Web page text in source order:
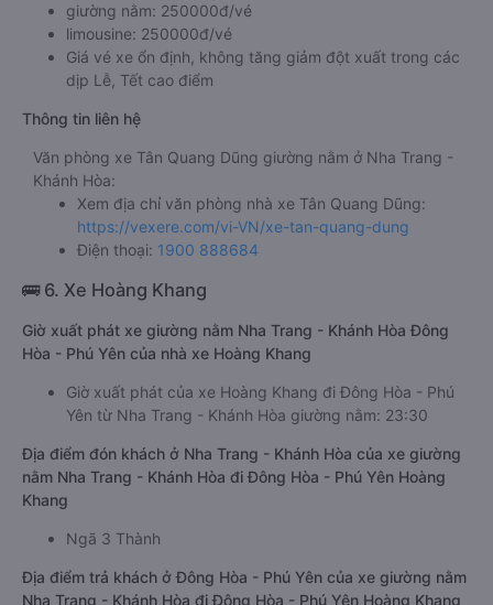
giường nằm: 250000đ/vé
limousine: 250000đ/vé
Giá vé xe ổn định, không tăng giảm đột xuất trong các
dịp Lễ, Tết cao điểm
Thông tin liên hệ
Văn phòng xe Tân Quang Dũng giường nằm ở Nha Trang -
Khánh Hòa:
Xem địa chỉ văn phòng nhà xe Tân Quang Dũng:
https://vexere.com/vi-VN/xe-tan-quang-dung
Điện thoại: 1900 888684
🚌 6. Xe Hoàng Khang
Giờ xuất phát xe giường nằm Nha Trang - Khánh Hòa Đông
Hòa - Phú Yên của nhà xe Hoàng Khang
Giờ xuất phát của xe Hoàng Khang đi Đông Hòa - Phú
Yên từ Nha Trang - Khánh Hòa giường nằm: 23:30
Địa điểm đón khách ở Nha Trang - Khánh Hòa của xe giường
nằm Nha Trang - Khánh Hòa đi Đông Hòa - Phú Yên Hoàng
Khang
Ngã 3 Thành
Địa điểm trả khách ở Đông Hòa - Phú Yên của xe giường nằm
Nha Trang - Khánh Hòa đi Đông Hòa - Phú Yên Hoàng Khang